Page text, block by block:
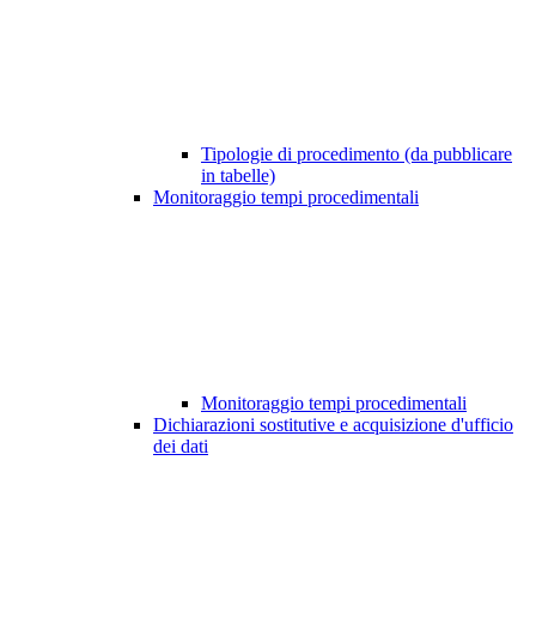
Tipologie di procedimento (da pubblicare
in tabelle)
Monitoraggio tempi procedimentali
Monitoraggio tempi procedimentali
Dichiarazioni sostitutive e acquisizione d'ufficio
dei dati